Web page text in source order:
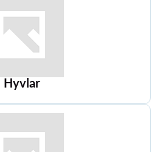
Hyvlar